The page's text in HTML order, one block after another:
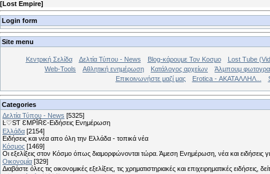
[Lost Empire]
Login form
Site menu
Κεντρική Σελίδα Δελτία Τύπου - News Blog-κάρουμε Τον Κοσμο
Lost Tube
Web-Tools
Αθλητική ενημέρωση Κατάλογος αρχείων
Άλμπουμ
Επικοινωνήστε μαζί μας
Erotica - ΑΚΑΤΑΛΛΗΛ...
Categories
Δελτία Τύπου - News [5325]
Ŀ♡SƬ ƐMṖĪŔƐ-Ειδήσεις Ενημέρωση
Ελλάδα [2154]
Ειδήσεις και νέα απο όλη την Ελλάδα - τοπικά νέα
Κόσμος [1469]
Οι εξελίξεις στον Κόσμο όπως διαμορφώνονται τώρα. Άμεση Ενημέρωση, νέα και
Οικονομία [329]
Διαβάστε όλες τις οικονομικές εξελίξεις, τις χρηματιστηριακές και επιχειρηματικές ειδήσεις,